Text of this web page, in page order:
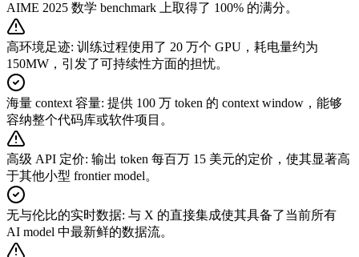
AIME 2025 数学 benchmark 上取得了 100% 的满分。
高环境足迹: 训练过程使用了 20 万个 GPU，耗电量约为
150MW，引发了可持续性方面的担忧。
海量 context 容量: 提供 100 万 token 的 context window，能够
容纳整个代码库或软件项目。
高级 API 定价: 输出 token 每百万 15 美元的定价，使其显著高
于其他小型 frontier model。
无与伦比的实时数据: 与 X 的直接集成使其具备了当前所有
AI model 中最新鲜的数据流。